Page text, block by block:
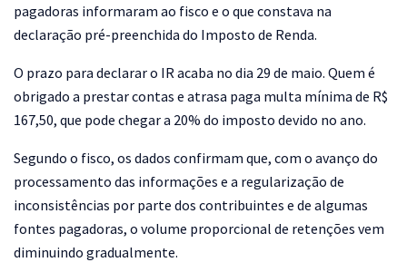
pagadoras informaram ao fisco e o que constava na
declaração pré-preenchida do Imposto de Renda.
O prazo para declarar o IR acaba no dia 29 de maio. Quem é
obrigado a prestar contas e atrasa paga multa mínima de R$
167,50, que pode chegar a 20% do imposto devido no ano.
Segundo o fisco, os dados confirmam que, com o avanço do
processamento das informações e a regularização de
inconsistências por parte dos contribuintes e de algumas
fontes pagadoras, o volume proporcional de retenções vem
diminuindo gradualmente.